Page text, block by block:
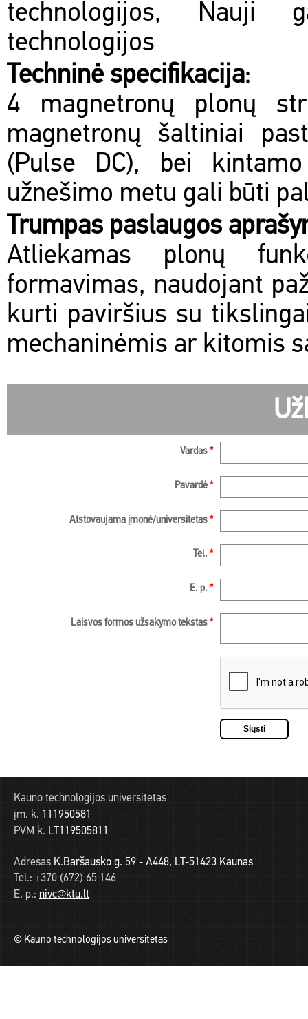
technologijos, Nauji
technologijos
Techninė specifikacija:
4 magnetronų plonų
magnetronų šaltiniai
(Pulse DC), bei
užnešimo metu gali būti
Trumpas paslaugos
Atliekamas plonų
formavimas, naudojant
kurti paviršius su
mechaninėmis ar kitomis
Vardas *
Pavardė *
Atstovaujama įmonė/universitetas *
Tel. *
E. p. *
Laisvos formos užsakymo tekstas *
Kauno technologijos universitetas
įm. k. 111950581
PVM k. LT119505811
Adresas K.Baršausko g. 59 - A448, LT-51423 Kaunas
Tel.: +370 (672) 65 146
E. p.: nivc@ktu.lt
© Kauno technologijos universitetas